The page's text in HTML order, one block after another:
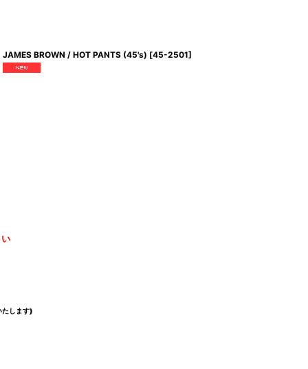
JAMES BROWN / HOT PANTS (45's) [45-2501]
たします)